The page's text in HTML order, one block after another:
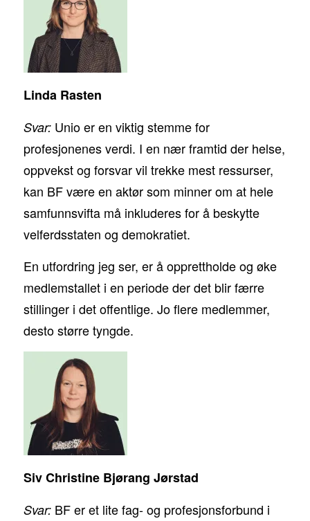
Linda Rasten
Svar: Unio er en viktig stemme for
profesjonenes verdi. I en nær framtid der helse,
oppvekst og forsvar vil trekke mest ressurser,
kan BF være en aktør som minner om at hele
samfunnsvifta må inkluderes for å beskytte
velferdsstaten og demokratiet.
En utfordring jeg ser, er å opprettholde og øke
medlemstallet i en periode der det blir færre
stillinger i det offentlige. Jo flere medlemmer,
desto større tyngde.
Siv Christine Bjørang Jørstad
Svar: BF er et lite fag- og profesjonsforbund i